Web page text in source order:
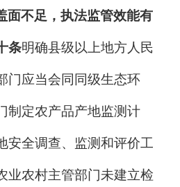
面不足，执法监管效能有
条明确县级以上地方人民
门应当会同同级生态环
制定农产品产地监测计
安全调查、监测和评价工
业农村主管部门未建立检